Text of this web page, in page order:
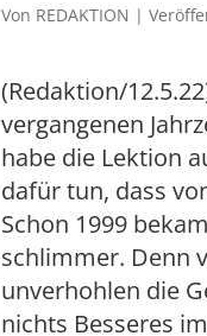
Von REDAKTION |
(Redaktion/
vergangenen
habe die Lektion
dafür tun, dass
Schon 1999
schlimmer. Denn
unverhohlen die
nichts Besseres